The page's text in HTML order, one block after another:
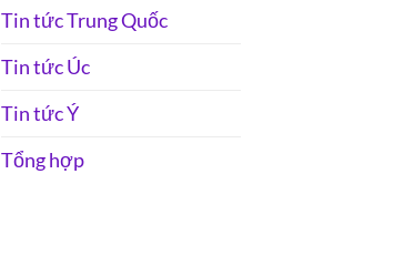
Tin tức Trung Quốc
Tin tức Úc
Tin tức Ý
Tổng hợp